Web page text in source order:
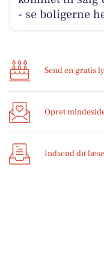
- se boligerne
Send en gratis
Opret
Indsend dit